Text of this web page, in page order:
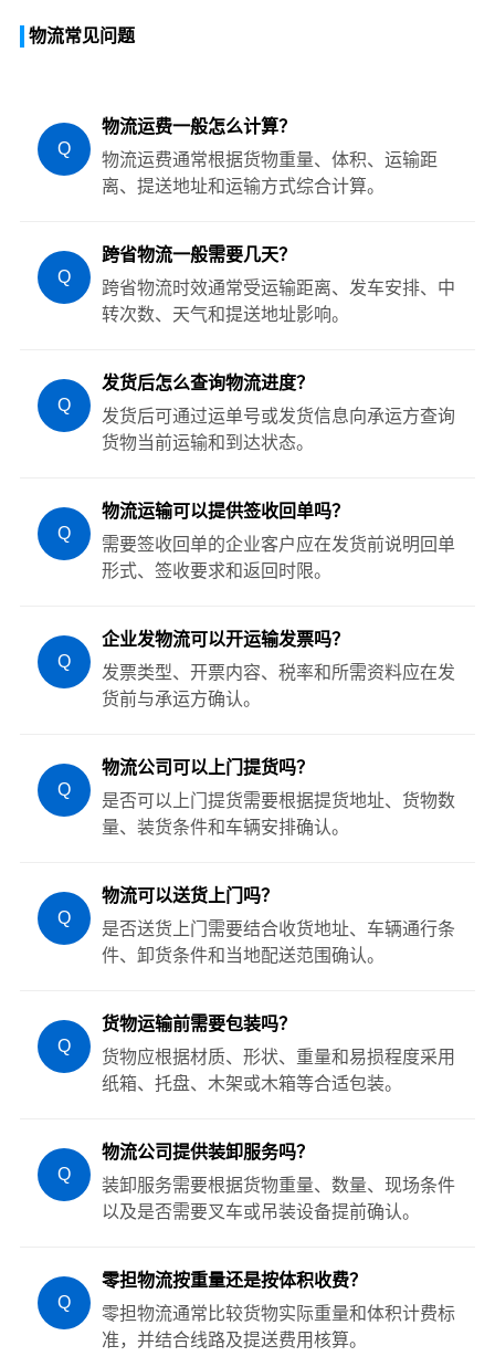
物流常见问题
Q
物流运费一般怎么计算？
物流运费通常根据货物重量、体积、运输距
离、提送地址和运输方式综合计算。
Q
跨省物流一般需要几天？
跨省物流时效通常受运输距离、发车安排、中
转次数、天气和提送地址影响。
Q
发货后怎么查询物流进度？
发货后可通过运单号或发货信息向承运方查询
货物当前运输和到达状态。
Q
物流运输可以提供签收回单吗？
需要签收回单的企业客户应在发货前说明回单
形式、签收要求和返回时限。
Q
企业发物流可以开运输发票吗？
发票类型、开票内容、税率和所需资料应在发
货前与承运方确认。
Q
物流公司可以上门提货吗？
是否可以上门提货需要根据提货地址、货物数
量、装货条件和车辆安排确认。
Q
物流可以送货上门吗？
是否送货上门需要结合收货地址、车辆通行条
件、卸货条件和当地配送范围确认。
Q
货物运输前需要包装吗？
货物应根据材质、形状、重量和易损程度采用
纸箱、托盘、木架或木箱等合适包装。
Q
物流公司提供装卸服务吗？
装卸服务需要根据货物重量、数量、现场条件
以及是否需要叉车或吊装设备提前确认。
Q
零担物流按重量还是按体积收费？
零担物流通常比较货物实际重量和体积计费标
准，并结合线路及提送费用核算。